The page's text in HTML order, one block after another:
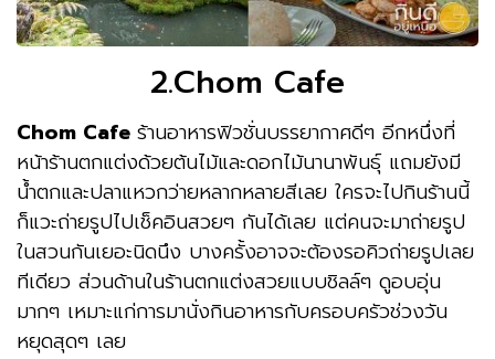
2.Chom Cafe
Chom Cafe ร้านอาหารฟิวชั่นบรรยากาศดีๆ อีกหนึ่งที่
หน้าร้านตกแต่งด้วยต้นไม้และดอกไม้นานาพันธุ์ แถมยังมี
น้ำตกและปลาแหวกว่ายหลากหลายสีเลย ใครจะไปกินร้านนี้
ก็แวะถ่ายรูปไปเช็คอินสวยๆ กันได้เลย แต่คนจะมาถ่ายรูป
ในสวนกันเยอะนิดนึง บางครั้งอาจจะต้องรอคิวถ่ายรูปเลย
ทีเดียว ส่วนด้านในร้านตกแต่งสวยแบบชิลล์ๆ ดูอบอุ่น
มากๆ เหมาะแก่การมานั่งกินอาหารกับครอบครัวช่วงวัน
หยุดสุดๆ เลย